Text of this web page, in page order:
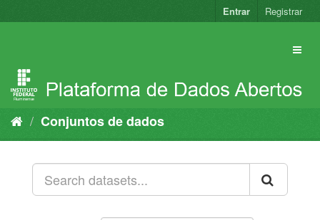
para
Entrar Registrar
Conjuntos de dados